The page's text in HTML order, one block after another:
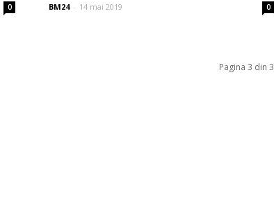
0 BM24 - 14 mai 2019 0
Pagina 3 din 3